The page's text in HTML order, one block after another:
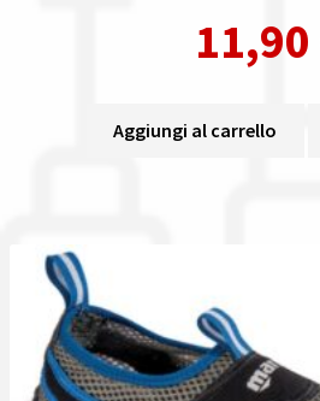
11,90
Aggiungi al carrello